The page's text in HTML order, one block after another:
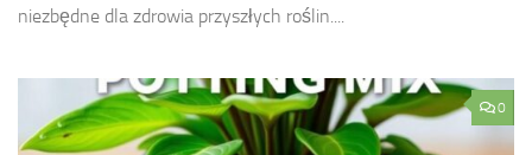
niezbędne dla zdrowia przyszłych roślin....
0